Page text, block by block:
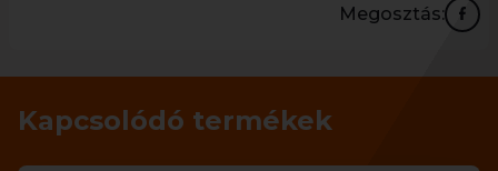
Megosztás:
Kapcsolódó termékek